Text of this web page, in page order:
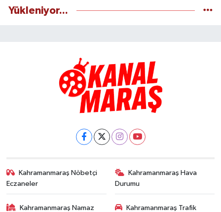
Yükleniyor...
Kahramanmaraş Nöbetçi
Eczaneler
Kahramanmaraş Hava
Durumu
Kahramanmaraş Namaz
Kahramanmaraş Trafik